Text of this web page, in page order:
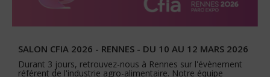
SALON CFIA 2026 - RENNES - DU 10 AU 12 MARS 2026
Durant 3 jours, retrouvez-nous à Rennes sur l'évènement
référent de l'industrie agro-alimentaire. Notre équipe